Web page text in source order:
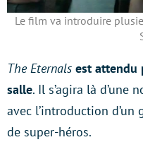
Le film va introduire
The Eternals est attendu
salle. Il s’agira là d’une
avec l’introduction
de super-héros.